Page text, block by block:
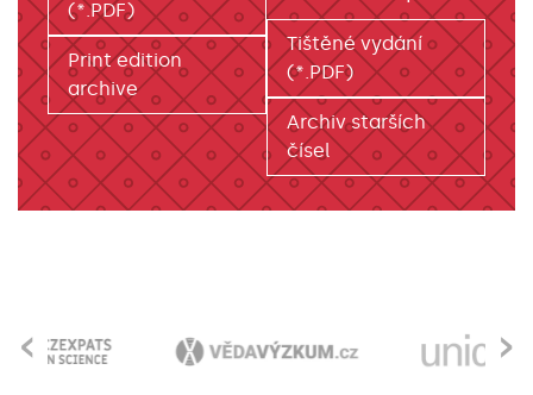
Tištěné vydání
(*.PDF)
Archiv starších
čísel
(*.PDF)
Print edition
archive
›
‹